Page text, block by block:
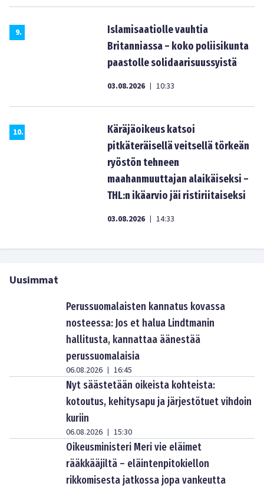
9.
Islamisaatiolle vauhtia
Britanniassa – koko poliisikunta
paastolle solidaarisuussyistä
03.08.2026 | 10:33
10.
Käräjäoikeus katsoi
pitkäteräisellä veitsellä törkeän
ryöstön tehneen
maahanmuuttajan alaikäiseksi –
THL:n ikäarvio jäi ristiriitaiseksi
03.08.2026 | 14:33
Uusimmat
Perussuomalaisten kannatus kovassa
nosteessa: Jos et halua Lindtmanin
hallitusta, kannattaa äänestää
perussuomalaisia
06.08.2026 | 16:45
Nyt säästetään oikeista kohteista:
kotoutus, kehitysapu ja järjestötuet vihdoin
kuriin
06.08.2026 | 15:30
Oikeusministeri Meri vie eläimet
rääkkääjiltä – eläintenpitokiellon
rikkomisesta jatkossa jopa vankeutta